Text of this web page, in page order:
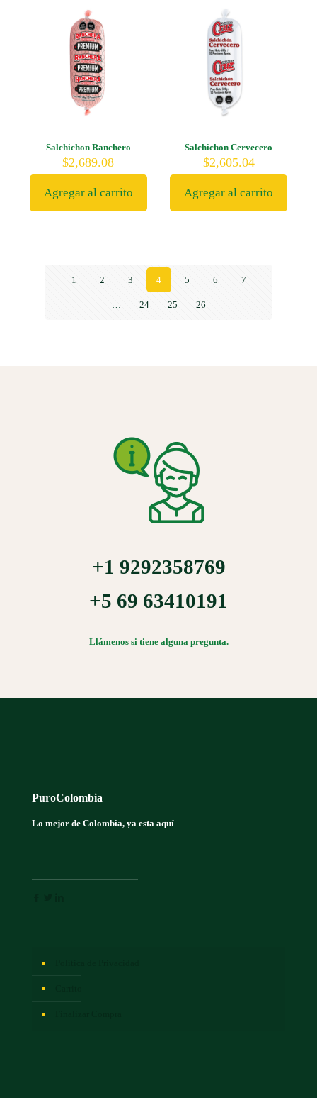
Salchichon Ranchero
$2,689.08
Agregar al carrito
Salchichon Cervecero
$2,605.04
Agregar al carrito
1 2 3 4 5 6 7
24 25 26
+1 9292358769
+5 69 63410191
Llámenos si tiene alguna pregunta.
PuroColombia
Lo mejor de Colombia, ya esta aquí